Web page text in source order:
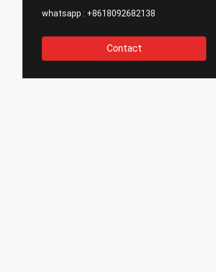
whatsapp : +8618092682138
Contact